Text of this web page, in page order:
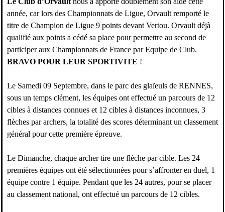
année, car lors des Championnats de Ligue, Orvault remporté le
titre de Champion de Ligue 9 points devant Vertou. Orvault déjà
qualifié aux points a cédé sa place pour permettre au second de
participer aux Championnats de France par Equipe de Club.
BRAVO POUR LEUR SPORTIVITE !
Le Samedi 09 Septembre, dans le parc des glaïeuls de RENNES,
sous un temps clément, les équipes ont effectué un parcours de 12
cibles à distances connues et 12 cibles à distances inconnues, 3
flèches par archers, la totalité des scores déterminant un classement
général pour cette première épreuve.
Le Dimanche, chaque archer tire une flèche par cible. Les 24
premières équipes ont été sélectionnées pour s’affronter en duel, 1
équipe contre 1 équipe. Pendant que les 24 autres, pour se placer
au classement national, ont effectué un parcours de 12 cibles.